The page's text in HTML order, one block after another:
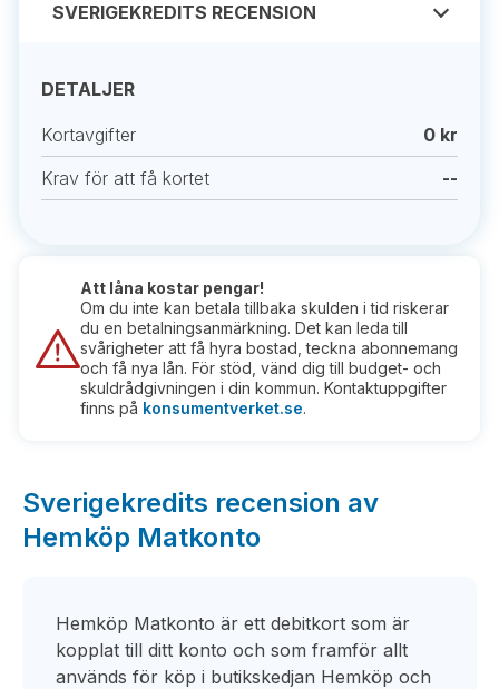
SVERIGEKREDITS RECENSION
DETALJER
Kortavgifter
0 kr
Krav för att få kortet
--
Att låna kostar pengar!
Om du inte kan betala tillbaka skulden i tid riskerar
du en betalningsanmärkning. Det kan leda till
svårigheter att få hyra bostad, teckna abonnemang
och få nya lån. För stöd, vänd dig till budget- och
skuldrådgivningen i din kommun. Kontaktuppgifter
finns på konsumentverket.se.
Sverigekredits recension av
Hemköp Matkonto
Hemköp Matkonto är ett debitkort som är
kopplat till ditt konto och som framför allt
används för köp i butikskedjan Hemköp och